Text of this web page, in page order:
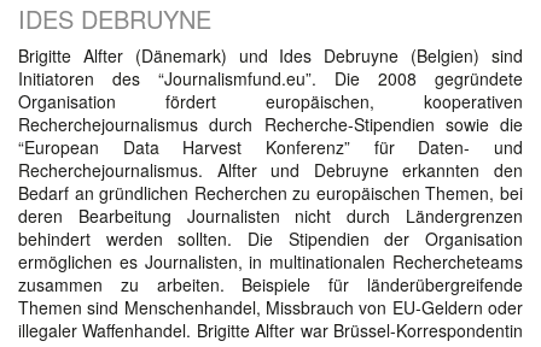
IDES DEBRUYNE
Brigitte Alfter (Dänemark) und Ides Debruyne (Belgien) sind
Initiatoren des “Journalismfund.eu”. Die 2008 gegründete
Organisation fördert europäischen, kooperativen
Recherchejournalismus durch Recherche-Stipendien sowie die
“European Data Harvest Konferenz” für Daten- und
Recherchejournalismus. Alfter und Debruyne erkannten den
Bedarf an gründlichen Recherchen zu europäischen Themen, bei
deren Bearbeitung Journalisten nicht durch Ländergrenzen
behindert werden sollten. Die Stipendien der Organisation
ermöglichen es Journalisten, in multinationalen Rechercheteams
zusammen zu arbeiten. Beispiele für länderübergreifende
Themen sind Menschenhandel, Missbrauch von EU-Geldern oder
illegaler Waffenhandel. Brigitte Alfter war Brüssel-Korrespondentin